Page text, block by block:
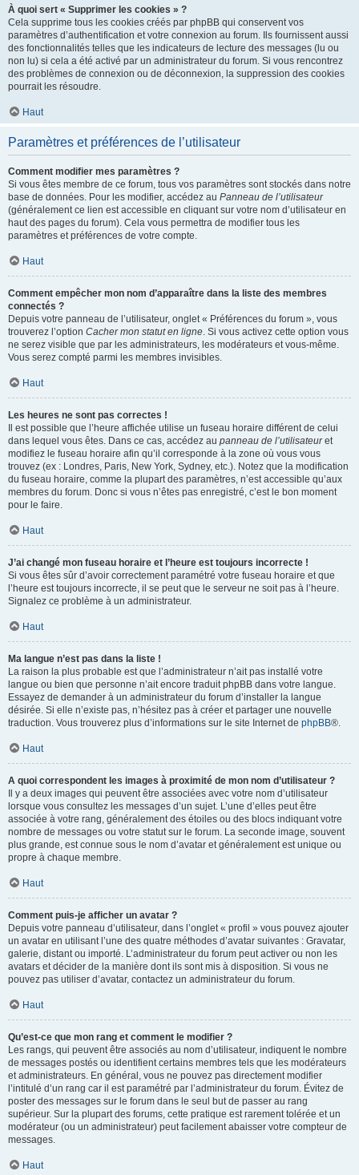
À quoi sert « Supprimer les cookies » ?
Cela supprime tous les cookies créés par phpBB qui conservent vos
paramètres d’authentification et votre connexion au forum. Ils fournissent aussi
des fonctionnalités telles que les indicateurs de lecture des messages (lu ou
non lu) si cela a été activé par un administrateur du forum. Si vous rencontrez
des problèmes de connexion ou de déconnexion, la suppression des cookies
pourrait les résoudre.
Haut
Paramètres et préférences de l’utilisateur
Comment modifier mes paramètres ?
Si vous êtes membre de ce forum, tous vos paramètres sont stockés dans notre
base de données. Pour les modifier, accédez au Panneau de l’utilisateur
(généralement ce lien est accessible en cliquant sur votre nom d’utilisateur en
haut des pages du forum). Cela vous permettra de modifier tous les
paramètres et préférences de votre compte.
Haut
Comment empêcher mon nom d’apparaître dans la liste des membres
connectés ?
Depuis votre panneau de l’utilisateur, onglet « Préférences du forum », vous
trouverez l’option Cacher mon statut en ligne. Si vous activez cette option vous
ne serez visible que par les administrateurs, les modérateurs et vous-même.
Vous serez compté parmi les membres invisibles.
Haut
Les heures ne sont pas correctes !
Il est possible que l’heure affichée utilise un fuseau horaire différent de celui
dans lequel vous êtes. Dans ce cas, accédez au panneau de l’utilisateuret
modifiez le fuseau horaire afin qu’il corresponde à la zone où vous vous
trouvez (ex : Londres, Paris, New York, Sydney, etc.). Notez que la modification
du fuseau horaire, comme la plupart des paramètres, n’est accessible qu’aux
membres du forum. Donc si vous n’êtes pas enregistré, c’est le bon moment
pour le faire.
Haut
J’ai changé mon fuseau horaire et l’heure est toujours incorrecte !
Si vous êtes sûr d’avoir correctement paramétré votre fuseau horaire et que
l’heure est toujours incorrecte, il se peut que le serveur ne soit pas à l’heure.
Signalez ce problème à un administrateur.
Haut
Ma langue n’est pas dans la liste !
La raison la plus probable est que l’administrateur n’ait pas installé votre
langue ou bien que personne n’ait encore traduit phpBB dans votre langue.
Essayez de demander à un administrateur du forum d’installer la langue
désirée. Si elle n’existe pas, n’hésitez pas à créer et partager une nouvelle
traduction. Vous trouverez plus d’informations sur le site Internet de phpBB®.
Haut
A quoi correspondent les images à proximité de mon nom d’utilisateur ?
Il y a deux images qui peuvent être associées avec votre nom d’utilisateur
lorsque vous consultez les messages d’un sujet. L’une d’elles peut être
associée à votre rang, généralement des étoiles ou des blocs indiquant votre
nombre de messages ou votre statut sur le forum. La seconde image, souvent
plus grande, est connue sous le nom d’avatar et généralement est unique ou
propre à chaque membre.
Haut
Comment puis-je afficher un avatar ?
Depuis votre panneau d’utilisateur, dans l’onglet « profil » vous pouvez ajouter
un avatar en utilisant l’une des quatre méthodes d’avatar suivantes : Gravatar,
galerie, distant ou importé. L’administrateur du forum peut activer ou non les
avatars et décider de la manière dont ils sont mis à disposition. Si vous ne
pouvez pas utiliser d’avatar, contactez un administrateur du forum.
Haut
Qu’est-ce que mon rang et comment le modifier ?
Les rangs, qui peuvent être associés au nom d’utilisateur, indiquent le nombre
de messages postés ou identifient certains membres tels que les modérateurs
et administrateurs. En général, vous ne pouvez pas directement modifier
l’intitulé d’un rang car il est paramétré par l’administrateur du forum. Évitez de
poster des messages sur le forum dans le seul but de passer au rang
supérieur. Sur la plupart des forums, cette pratique est rarement tolérée et un
modérateur (ou un administrateur) peut facilement abaisser votre compteur de
messages.
Haut